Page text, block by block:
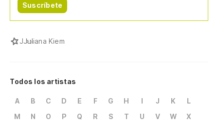
Suscríbete
JJuliana Kiem
Todos los artistas
A B C D E F G H I J K
L
M
N O P Q R S T U V W
X